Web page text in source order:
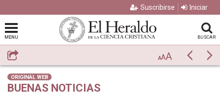
Suscribirse Iniciar
MENU BUSCAR
Compartir AAA Previo
ORIGINAL WEB
BUENAS NOTICIAS